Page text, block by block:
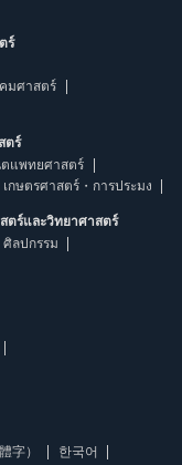
ร์
มศาสตร์
ตร์
แพทยศาสตร์
เกษตรศาสตร์・การประมง
ตร์และวิทยาศาสตร์
ศิลปกรรม
字） 한국어